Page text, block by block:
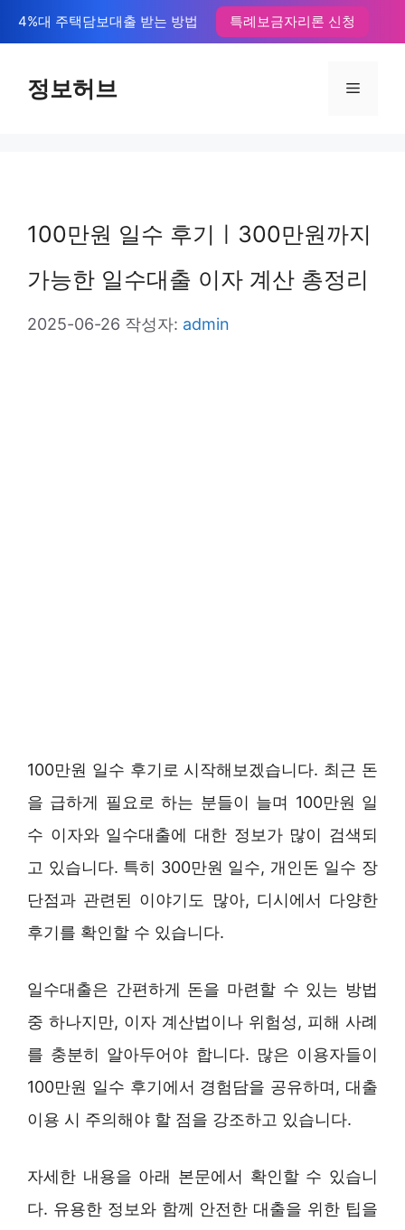
텐
4%대 주택담보대출 받는 방법 특례보금자리론 신청
정보허브 메
100만원 일수 후기ㅣ300만원까지
가능한 일수대출 이자 계산 총정리
2025-06-26 작성자: admin
100만원 일수 후기로 시작해보겠습니다. 최근 돈
을 급하게 필요로 하는 분들이 늘며 100만원 일
수 이자와 일수대출에 대한 정보가 많이 검색되
고 있습니다. 특히 300만원 일수, 개인돈 일수 장
단점과 관련된 이야기도 많아, 디시에서 다양한
후기를 확인할 수 있습니다.
일수대출은 간편하게 돈을 마련할 수 있는 방법
중 하나지만, 이자 계산법이나 위험성, 피해 사례
를 충분히 알아두어야 합니다. 많은 이용자들이
100만원 일수 후기에서 경험담을 공유하며, 대출
이용 시 주의해야 할 점을 강조하고 있습니다.
자세한 내용을 아래 본문에서 확인할 수 있습니
다. 유용한 정보와 함께 안전한 대출을 위한 팁을